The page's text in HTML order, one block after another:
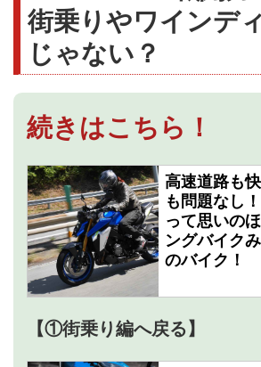
街乗りやワインデ
じゃない？
続きはこちら！
高速道路も
も問題なし
って思いの
ングバイク
のバイク！
【①街乗り編へ戻る】